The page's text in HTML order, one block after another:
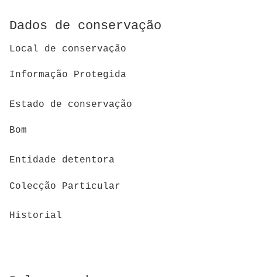
Dados de conservação
Local de conservação
Informação Protegida
Estado de conservação
Bom
Entidade detentora
Colecção Particular
Historial